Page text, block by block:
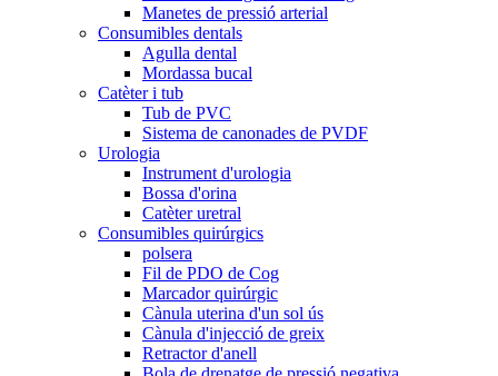
Manetes de pressió arterial
Consumibles dentals
Agulla dental
Mordassa bucal
Catèter i tub
Tub de PVC
Sistema de canonades de PVDF
Urologia
Instrument d'urologia
Bossa d'orina
Catèter uretral
Consumibles quirúrgics
polsera
Fil de PDO de Cog
Marcador quirúrgic
Cànula uterina d'un sol ús
Cànula d'injecció de greix
Retractor d'anell